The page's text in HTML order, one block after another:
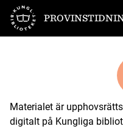
Till startsidan
Materialet är
digitalt på Kungliga